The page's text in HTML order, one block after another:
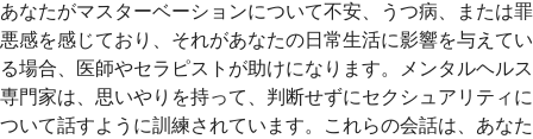
あなたがマスターベーションについて不安、うつ病、または罪
悪感を感じており、それがあなたの日常生活に影響を与えてい
る場合、医師やセラピストが助けになります。メンタルヘルス
専門家は、思いやりを持って、判断せずにセクシュアリティに
ついて話すように訓練されています。これらの会話は、あなた